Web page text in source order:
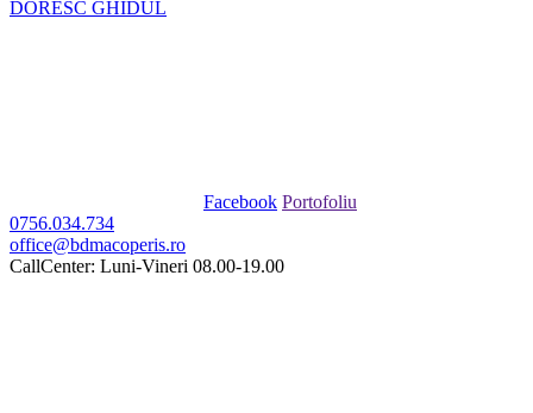
DORESC GHIDUL
Facebook Portofoliu
0756.034.734
office@bdmacoperis.ro
CallCenter: Luni-Vineri 08.00-19.00